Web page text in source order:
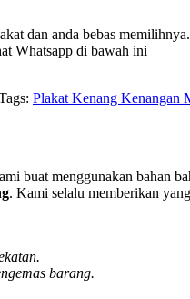
dan anda bebas memilihnya.
Whatsapp di bawah ini
Plakat Kenang Kenangan
buat menggunakan bahan
. Kami selalu memberikan
barang.